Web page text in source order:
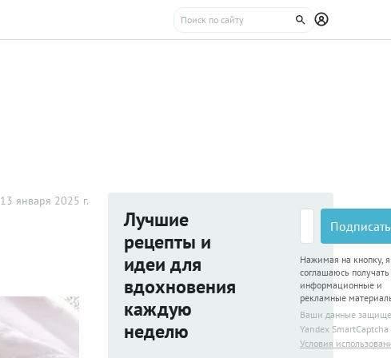
13 января 2025 г.
Лучшие
рецепты и
идеи для
вдохновения
каждую
неделю
Нажимая на кнопку, я
соглашаюсь получать
информационные и
рекламные
Ваши данные
Yandex SmartCaptcha
Условия